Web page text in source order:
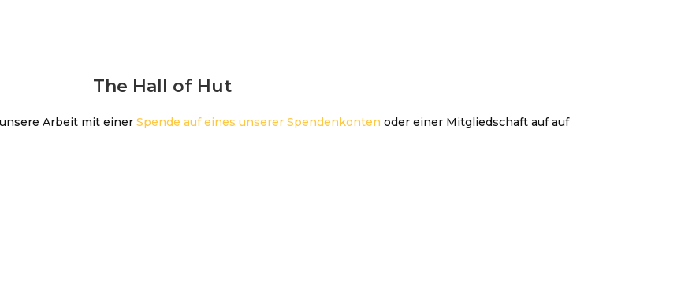
The Hall of Hut
Arbeit mit einer Spende auf eines unserer Spendenkonten oder einer Mitgliedschaft auf auf